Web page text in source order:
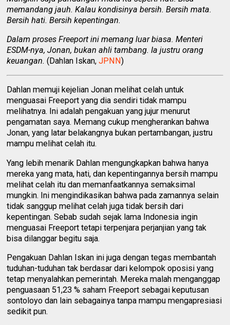
memandang jauh. Kalau kondisinya bersih. Bersih mata.
Bersih hati. Bersih kepentingan.
Dalam proses Freeport ini memang luar biasa. Menteri
ESDM-nya, Jonan, bukan ahli tambang. Ia justru orang
keuangan. (Dahlan Iskan,JPNN)
Dahlan memuji kejelian Jonan melihat celah untuk
menguasai Freeport yang dia sendiri tidak mampu
melihatnya. Ini adalah pengakuan yang jujur menurut
pengamatan saya. Memang cukup mengherankan bahwa
Jonan, yang latar belakangnya bukan pertambangan, justru
mampu melihat celah itu.
Yang lebih menarik Dahlan mengungkapkan bahwa hanya
mereka yang mata, hati, dan kepentingannya bersih mampu
melihat celah itu dan memanfaatkannya semaksimal
mungkin. Ini mengindikasikan bahwa pada zamannya selain
tidak sanggup melihat celah juga tidak bersih dari
kepentingan. Sebab sudah sejak lama Indonesia ingin
menguasai Freeport tetapi terpenjara perjanjian yang tak
bisa dilanggar begitu saja.
Pengakuan Dahlan Iskan ini juga dengan tegas membantah
tuduhan-tuduhan tak berdasar dari kelompok oposisi yang
tetap menyalahkan pemerintah. Mereka malah menganggap
penguasaan 51,23 % saham Freeport sebagai keputusan
sontoloyo dan lain sebagainya tanpa mampu mengapresiasi
sedikit pun.